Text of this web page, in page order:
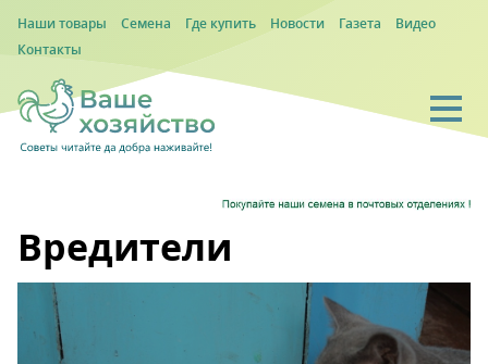
Наши товары Семена Где купить Новости Газета
Видео
Контакты
Вредители